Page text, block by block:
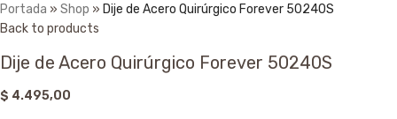
Portada » Shop » Dije de Acero Quirúrgico Forever 50240S
Back to products
Dije de Acero Quirúrgico Forever 50240S
$ 4.495,00